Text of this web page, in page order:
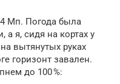
Мп. Погода была
а я, сидя на кортах у
вытянутых руках
горизонт завален.
до 100 %: